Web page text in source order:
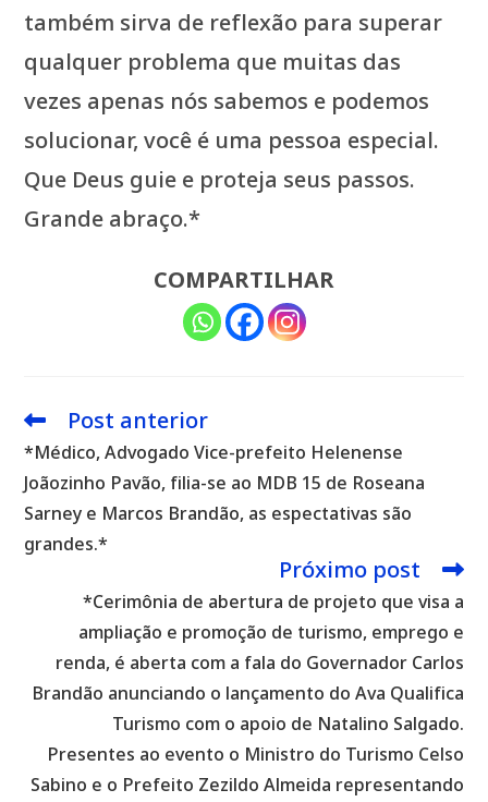
também sirva de reflexão para superar
qualquer problema que muitas das
vezes apenas nós sabemos e podemos
solucionar, você é uma pessoa especial.
Que Deus guie e proteja seus passos.
Grande abraço.*
COMPARTILHAR
Leia
artigos
Post anterior
*Médico, Advogado Vice-prefeito Helenense
Joãozinho Pavão, filia-se ao MDB 15 de Roseana
Sarney e Marcos Brandão, as espectativas são
grandes.*
Próximo post
*Cerimônia de abertura de projeto que visa a
ampliação e promoção de turismo, emprego e
renda, é aberta com a fala do Governador Carlos
Brandão anunciando o lançamento do Ava Qualifica
Turismo com o apoio de Natalino Salgado.
Presentes ao evento o Ministro do Turismo Celso
Sabino e o Prefeito Zezildo Almeida representando